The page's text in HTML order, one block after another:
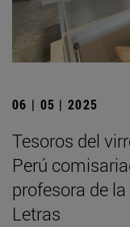
06 | 05 | 2025
Tesoros del
Perú
profesora de
Letras